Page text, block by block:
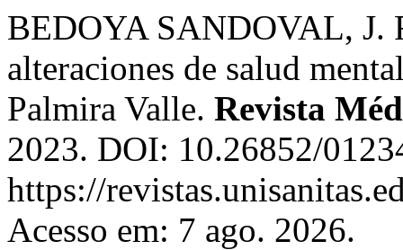
BEDOYA SANDOVAL, J.
alteraciones de salud
Palmira Valle. Revista
2023. DOI: 10.26852/
https://
Acesso em: 7 ago. 2026.